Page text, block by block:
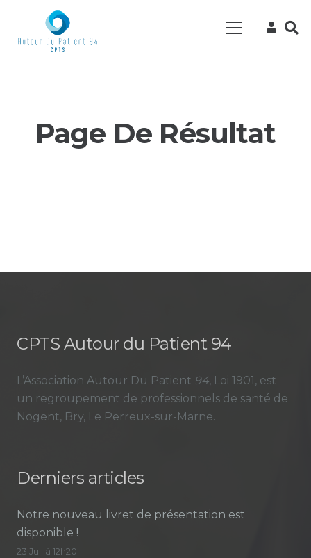
Page De Résultat
CPTS Autour du Patient 94
L’Association Autour Du Patient 94, Loi 1901, est
un regroupement de professionnels de santé de
Nogent, Bry, Le Perreux-sur-Marne.
Derniers articles
Notre nouveau livret de présentation est
disponible !
23 Juil à 12h20